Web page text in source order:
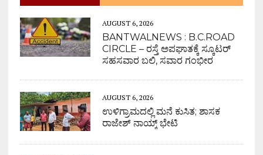
AUGUST 6, 2026
BANTWALNEWS : B.C.ROAD
CIRCLE – ರಸ್ತೆ ಅಪಘಾತಕ್ಕೆ ಸ್ಕೂಟರ್
ಸಹಸವಾರ ಬಲಿ, ಸವಾರ ಗಂಭೀರ
AUGUST 6, 2026
ಉಳಿಗ್ರಾಮದಲ್ಲಿ ಮನೆ ಕುಸಿತ; ಶಾಸಕ
ರಾಜೇಶ್ ನಾಯ್ಕ್ ಭೇಟಿ